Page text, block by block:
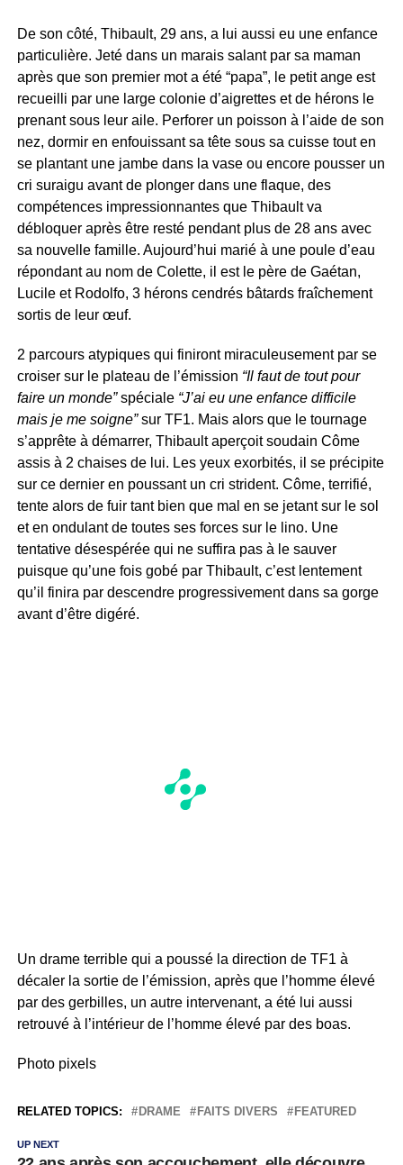
De son côté, Thibault, 29 ans, a lui aussi eu une enfance
particulière. Jeté dans un marais salant par sa maman
après que son premier mot a été “papa”, le petit ange est
recueilli par une large colonie d’aigrettes et de hérons le
prenant sous leur aile. Perforer un poisson à l’aide de son
nez, dormir en enfouissant sa tête sous sa cuisse tout en
se plantant une jambe dans la vase ou encore pousser un
cri suraigu avant de plonger dans une flaque, des
compétences impressionnantes que Thibault va
débloquer après être resté pendant plus de 28 ans avec
sa nouvelle famille. Aujourd’hui marié à une poule d’eau
répondant au nom de Colette, il est le père de Gaétan,
Lucile et Rodolfo, 3 hérons cendrés bâtards fraîchement
sortis de leur œuf.
2 parcours atypiques qui finiront miraculeusement par se
croiser sur le plateau de l’émission “Il faut de tout pour
faire un monde”spéciale “J’ai eu une enfance difficile
mais je me soigne”sur TF1. Mais alors que le tournage
s’apprête à démarrer, Thibault aperçoit soudain Côme
assis à 2 chaises de lui. Les yeux exorbités, il se précipite
sur ce dernier en poussant un cri strident. Côme, terrifié,
tente alors de fuir tant bien que mal en se jetant sur le sol
et en ondulant de toutes ses forces sur le lino. Une
tentative désespérée qui ne suffira pas à le sauver
puisque qu’une fois gobé par Thibault, c’est lentement
qu’il finira par descendre progressivement dans sa gorge
avant d’être digéré.
Un drame terrible qui a poussé la direction de TF1 à
décaler la sortie de l’émission, après que l’homme élevé
par des gerbilles, un autre intervenant, a été lui aussi
retrouvé à l’intérieur de l’homme élevé par des boas.
Photo pixels
RELATED TOPICS: DRAME FAITS DIVERS FEATURED
UP NEXT